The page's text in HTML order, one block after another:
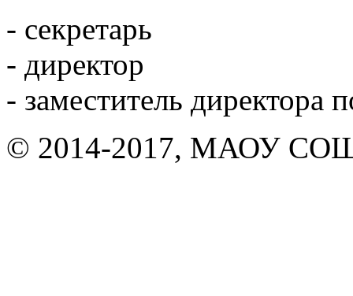
- секретарь
- директор
- заместитель директора
© 2014-2017, МАОУ СОШ